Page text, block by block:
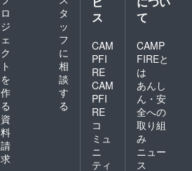
ロ
ジ
ェ
ク
ト
を
作
る
タ
ッ
フ
に
相
談
す
る
資
料
請
求
ス
CAM
PFI
RE
CAM
PFI
RE
コ
ミュ
ニ
ティ
て
CAMP
FIREと
は
あんし
ん・安
全への
取り組
み
ニュー
ス